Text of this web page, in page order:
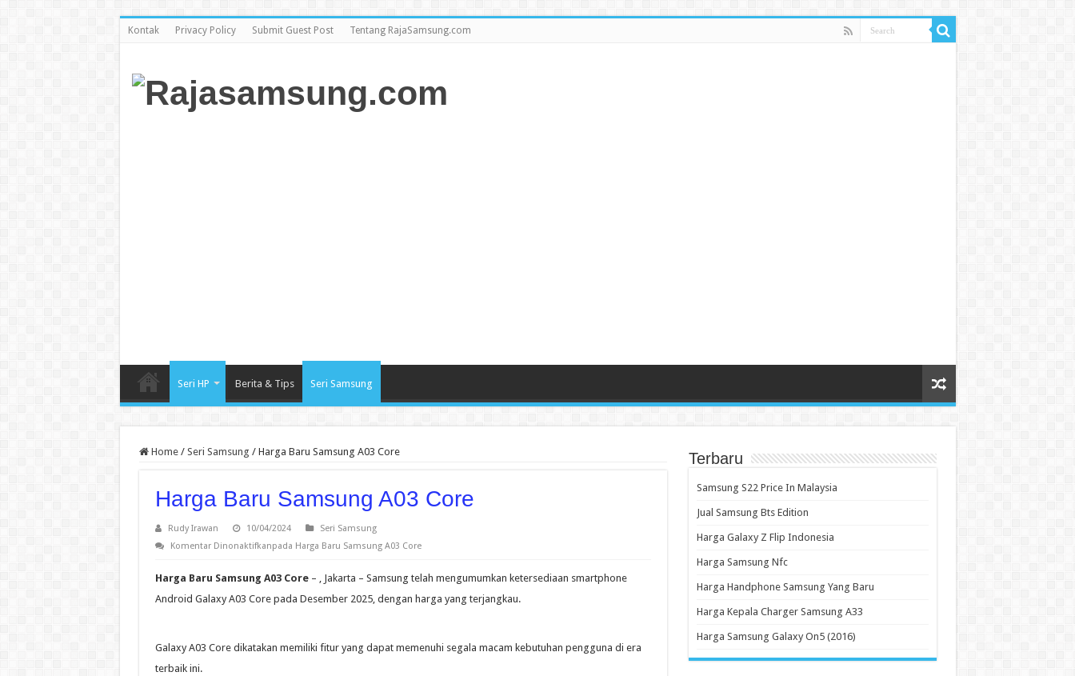
Kontak Privacy Policy Submit Guest Post Tentang RajaSamsung.com
Seri HP Berita & Tips Seri Samsung
Home / Seri Samsung / Harga Baru Samsung A03 Core
Harga Baru Samsung A03 Core
Rudy Irawan 10/04/2024
Seri Samsung
Komentar Dinonaktifkanpada Harga Baru Samsung A03 Core
Harga Baru Samsung A03 Core– , Jakarta – Samsung telah mengumumkan ketersediaan smartphone
Android Galaxy A03 Core pada Desember 2025, dengan harga yang terjangkau.
Galaxy A03 Core dikatakan memiliki fitur yang dapat memenuhi segala macam kebutuhan pengguna di era
terbaik ini.
Terbaru
Samsung S22 Price In Malaysia
Jual Samsung Bts Edition
Harga Galaxy Z Flip Indonesia
Harga Samsung Nfc
Harga Handphone Samsung Yang Baru
Harga Kepala Charger Samsung A33
Harga Samsung Galaxy On5 (2016)